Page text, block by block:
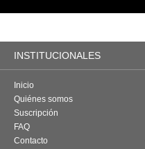
INSTITUCIONALES
Inicio
Quiénes somos
Suscripción
FAQ
Contacto